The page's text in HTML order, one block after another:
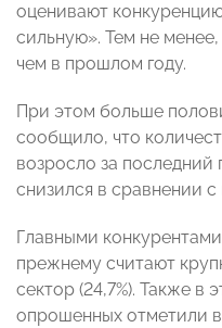
оценивают
сильную». Тем не менее,
чем в прошлом году.
При этом больше
сообщило, что
возросло за последний
снизился в сравнении
Главными
прежнему считают
сектор (24,7%). Также в
опрошенных отметили в